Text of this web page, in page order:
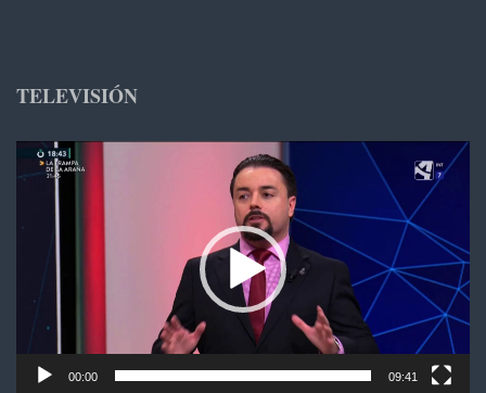
TELEVISIÓN
Reproductor
de
00:00 09:41